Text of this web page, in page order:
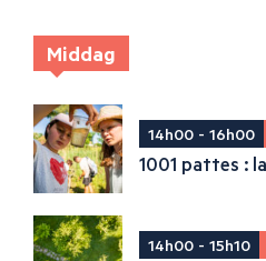
Middag
14h00 - 16h00
1001 pattes :
14h00 - 15h10